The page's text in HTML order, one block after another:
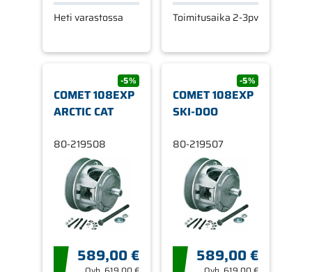
Heti varastossa Toimitusaika 2-3pv
-5%
COMET 108EXP
ARCTIC CAT
80-219508
589,00 €
-5%
COMET 108EXP
SKI-DOO
80-219507
589,00 €